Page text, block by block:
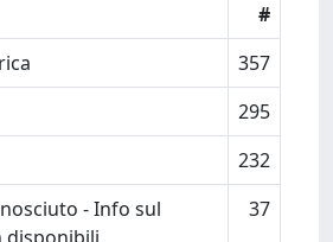
#
357
295
232
- Info sul
37